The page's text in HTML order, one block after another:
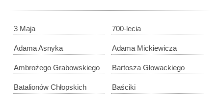
3 Maja 700-lecia
Adama Asnyka Adama Mickiewicza
Ambrożego Grabowskiego Bartosza Głowackiego
Batalionów Chłopskich Baściki